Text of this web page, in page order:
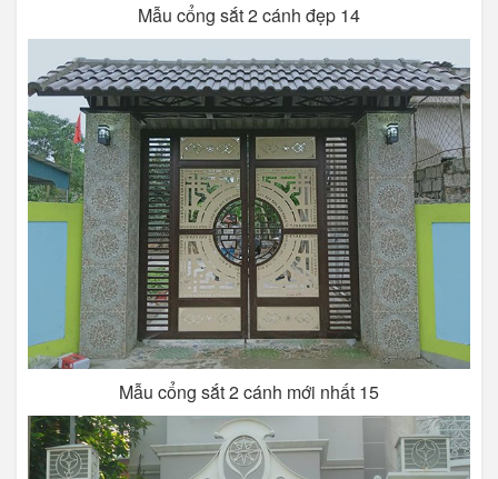
Mẫu cổng sắt 2 cánh đẹp 14
Mẫu cổng sắt 2 cánh mới nhất 15